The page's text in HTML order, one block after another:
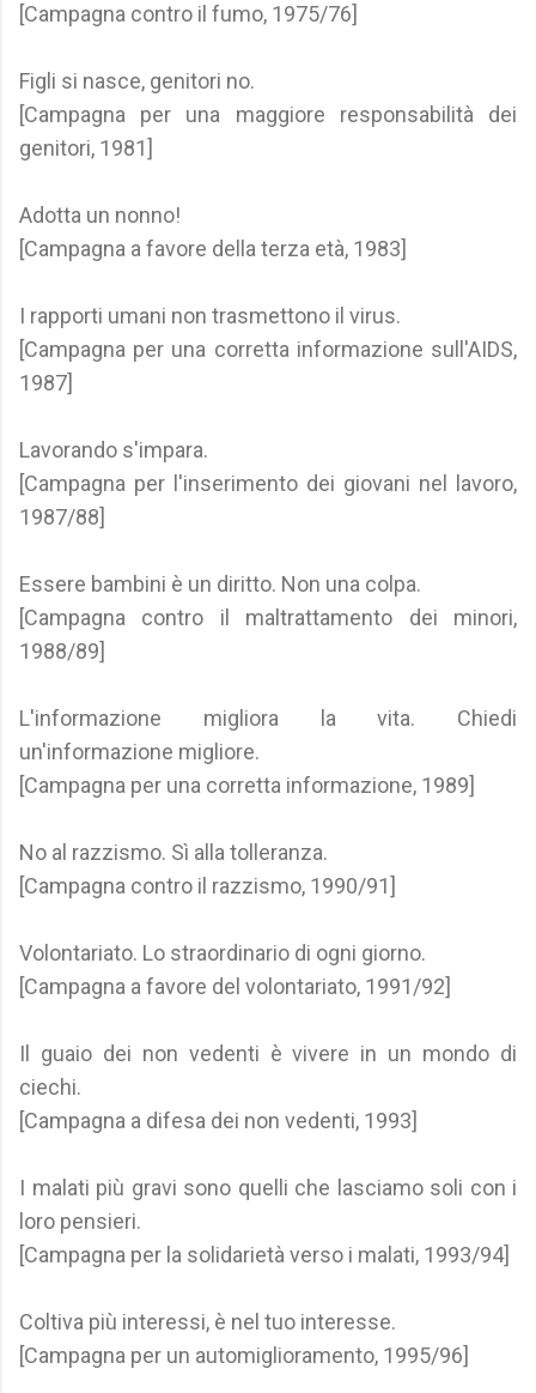
[Campagna contro il fumo, 1975/76]
Figli si nasce, genitori no.
[Campagna per una maggiore responsabilità dei
genitori, 1981]
Adotta un nonno!
[Campagna a favore della terza età, 1983]
I rapporti umani non trasmettono il virus.
[Campagna per una corretta informazione sull'AIDS,
1987]
Lavorando s'impara.
[Campagna per l'inserimento dei giovani nel lavoro,
1987/88]
Essere bambini è un diritto. Non una colpa.
[Campagna contro il maltrattamento dei minori,
1988/89]
L'informazione migliora la vita. Chiedi
un'informazione migliore.
[Campagna per una corretta informazione, 1989]
No al razzismo. Sì alla tolleranza.
[Campagna contro il razzismo, 1990/91]
Volontariato. Lo straordinario di ogni giorno.
[Campagna a favore del volontariato, 1991/92]
Il guaio dei non vedenti è vivere in un mondo di
ciechi.
[Campagna a difesa dei non vedenti, 1993]
I malati più gravi sono quelli che lasciamo soli con i
loro pensieri.
[Campagna per la solidarietà verso i malati, 1993/94]
Coltiva più interessi, è nel tuo interesse.
[Campagna per un automiglioramento, 1995/96]